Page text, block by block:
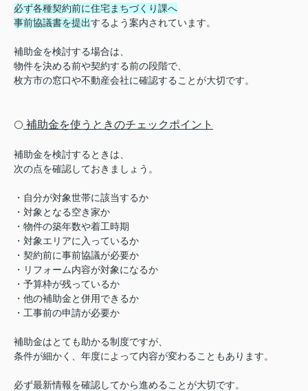
必ず各種契約前に住宅まちづくり課へ
事前協議書を提出するよう案内されています。
補助金を検討する場合は、
物件を決める前や契約する前の段階で、
枚方市の窓口や不動産会社に確認することが大切です。
⚪️ 補助金を使うときのチェックポイント
補助金を検討するときは、
次の点を確認しておきましょう。
・自分が対象世帯に該当するか
・対象となる空き家か
・物件の築年数や着工時期
・対象エリアに入っているか
・契約前に事前協議が必要か
・リフォーム内容が対象になるか
・予算枠が残っているか
・他の補助金と併用できるか
・工事前の申請が必要か
補助金はとても助かる制度ですが、
条件が細かく、年度によって内容が変わることもあります。
必ず最新情報を確認してから進めることが大切です。